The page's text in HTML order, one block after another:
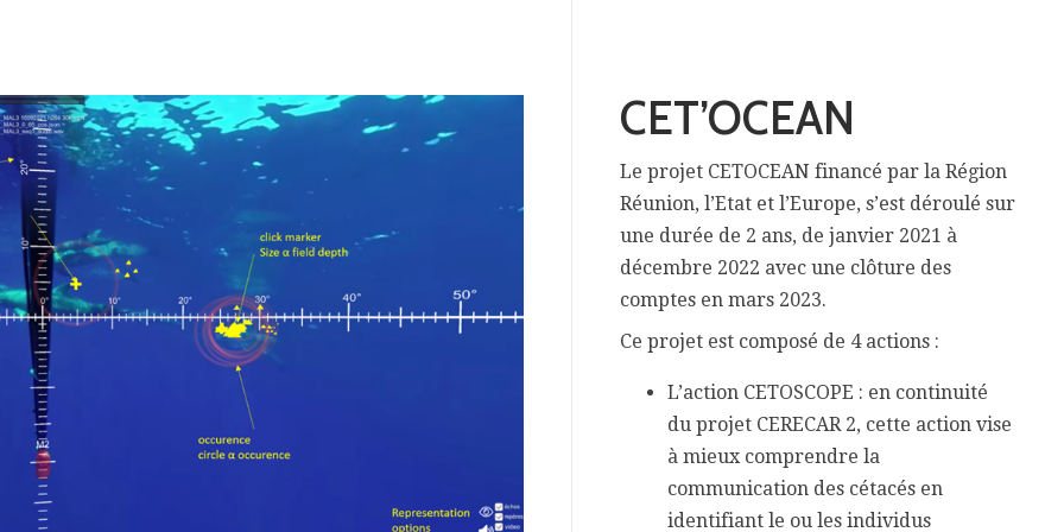
CET’OCEAN
Le projet CETOCEAN financé par la Région
Réunion, l’Etat et l’Europe, s’est déroulé sur
une durée de 2 ans, de janvier 2021 à
décembre 2022 avec une clôture des
comptes en mars 2023.
Ce projet est composé de 4 actions :
L’action CETOSCOPE : en continuité
du projet CERECAR 2, cette action vise
à mieux comprendre la
communication des cétacés en
identifiant le ou les individus